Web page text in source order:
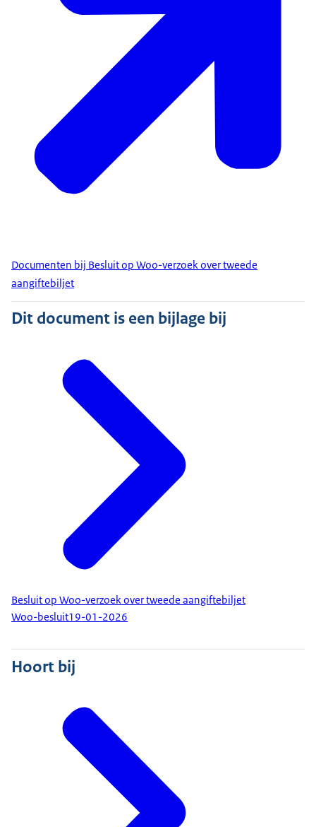
Documenten bij Besluit op Woo-verzoek over tweede
aangiftebiljet
Dit document is een bijlage bij
Besluit op Woo-verzoek over tweede aangiftebiljet
Woo-besluit19-01-2026
Hoort bij